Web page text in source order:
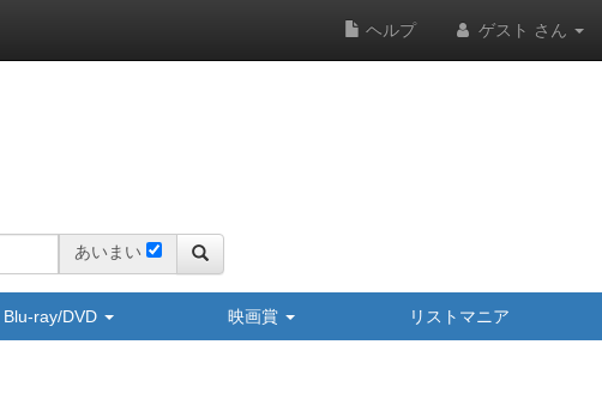
ヘルプ ゲスト さん
あいまい
Blu-ray/DVD 映画賞 リストマニア